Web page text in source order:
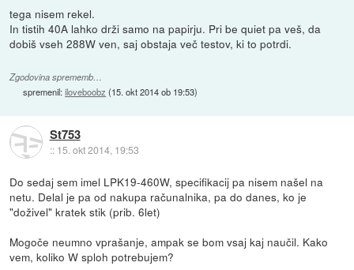
tega nisem rekel.
In tistih 40A lahko drži samo na papirju. Pri be quiet pa veš, da
dobiš vseh 288W ven, saj obstaja več testov, ki to potrdi.
Zgodovina sprememb…
spremenil:iloveboobz (15. okt 2014 ob 19:53)
St753
:: 15. okt 2014, 19:53
Do sedaj sem imel LPK19-460W, specifikacij pa nisem našel na
netu. Delal je pa od nakupa računalnika, pa do danes, ko je
"doživel" kratek stik (prib. 6let)
Mogoče neumno vprašanje, ampak se bom vsaj kaj naučil. Kako
vem, koliko W sploh potrebujem?